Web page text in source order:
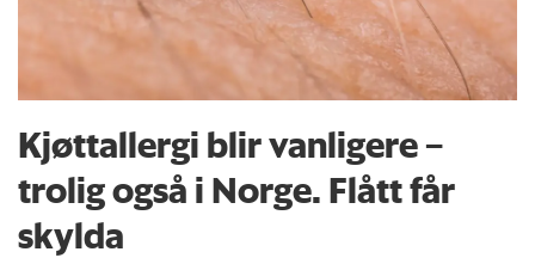
Kjøttallergi blir vanligere –
trolig også i Norge. Flått får
skylda